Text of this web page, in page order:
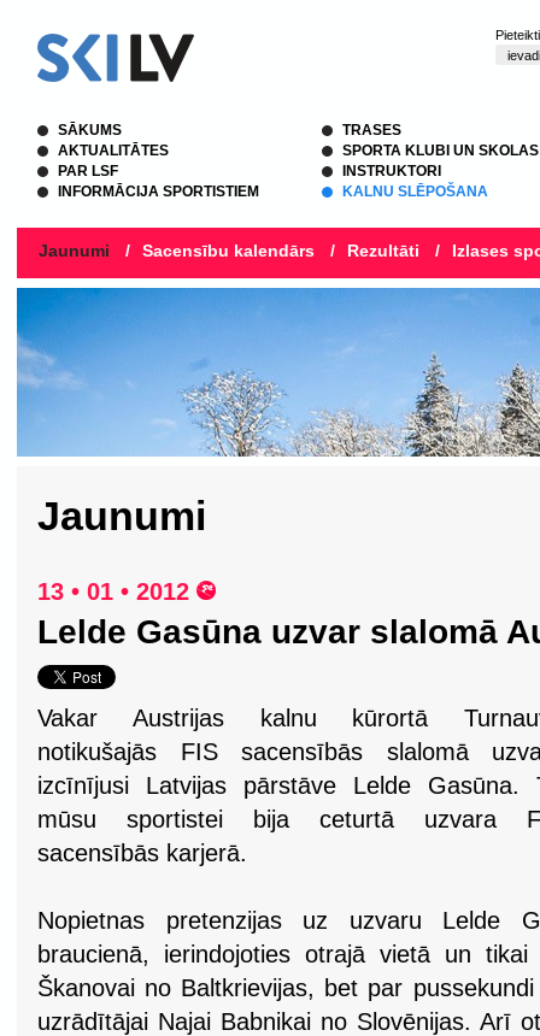
SĀKUMS
AKTUALITĀTES
PAR LSF
INFORMĀCIJA SPORTISTIEM
TRASES
SPORTA KLUBI UN SKOLAS
INSTRUKTORI
KALNU SLĒPOŠANA
Jaunumi / Sacensību kalendārs / Rezultāti / Izlases
Jaunumi
13 • 01 • 2012
Lelde Gasūna uzvar slalomā
Vakar Austrijas kalnu kūrortā
notikušajās FIS sacensībās slalomā
izcīnījusi Latvijas pārstāve Lelde Gasūna.
mūsu sportistei bija ceturtā uzvara
sacensībās karjerā.
Nopietnas pretenzijas uz uzvaru Lelde
braucienā, ierindojoties otrajā vietā un
Škanovai no Baltkrievijas, bet par
uzrādītājai Najai Babnikai no Slovēnijas. Arī